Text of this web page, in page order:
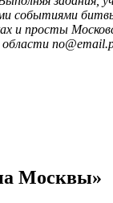
событиями
и просты
Москвы»